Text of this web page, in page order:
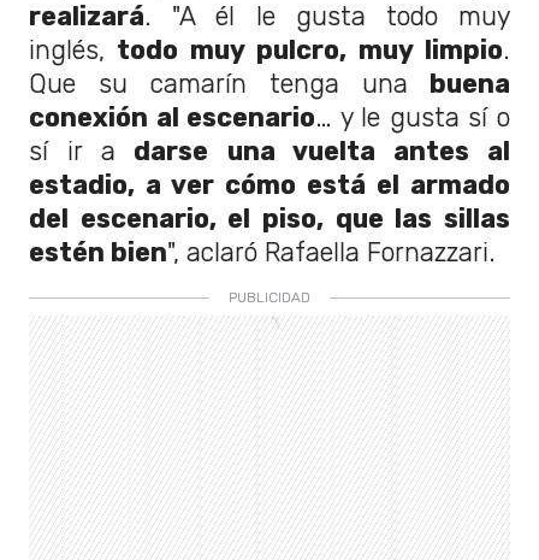
realizará. "A él le gusta todo muy
inglés, todo muy pulcro, muy limpio.
Que su camarín tenga una buena
conexión al escenario… y le gusta sí o
sí ir a darse una vuelta antes al
estadio, a ver cómo está el armado
del escenario, el piso, que las sillas
estén bien", aclaró Rafaella Fornazzari.